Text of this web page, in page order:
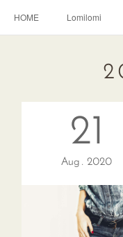
HOME Lomilomi
21
Aug 2020